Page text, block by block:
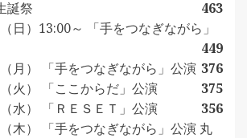
誕祭
463
日）13:00～ 「手をつなぎながら」
449
月） 「手をつなぎながら」公演 376
火） 「ここからだ」公演
375
水） 「ＲＥＳＥＴ」公演
356
木） 「手をつなぎながら」公演 丸